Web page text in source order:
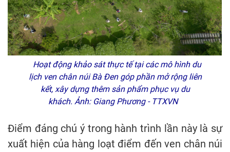
Hoạt động khảo sát thực tế tại các mô hình du
lịch ven chân núi Bà Đen góp phần mở rộng liên
kết, xây dựng thêm sản phẩm phục vụ du
khách. Ảnh: Giang Phương - TTXVN
Điểm đáng chú ý trong hành trình lần này là sự
xuất hiện của hàng loạt điểm đến ven chân núi